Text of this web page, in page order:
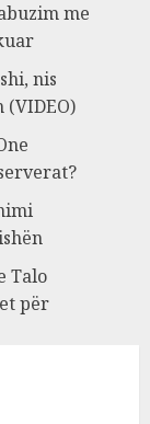
me
nis
Talo
për